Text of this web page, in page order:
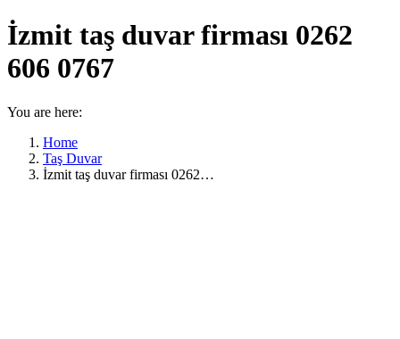
İzmit taş duvar firması 0262
606 0767
You are here:
Home
Taş Duvar
İzmit taş duvar firması 0262…